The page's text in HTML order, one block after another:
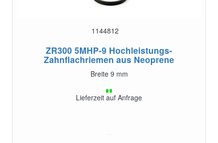
1144812
ZR300 5MHP-9 Hochleistungs-
Zahnflachriemen aus Neoprene
Breite 9 mm
Lieferzeit auf Anfrage